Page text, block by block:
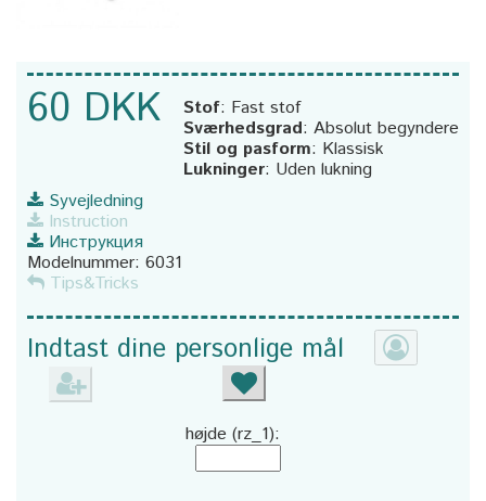
60 DKK Stof: Fast stof
Sværhedsgrad: Absolut begyndere
Stil og pasform: Klassisk
Lukninger: Uden lukning
Syvejledning
Instruction
Инструкция
Modelnummer: 6031
Tips&Tricks
Indtast dine personlige mål
højde (rz_1):